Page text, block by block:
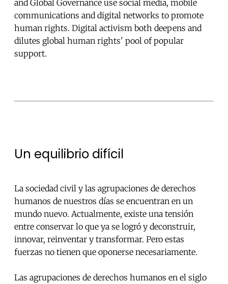
and Global Governance use social media, mobile
communications and digital networks to promote
human rights. Digital activism both deepens and
dilutes global human rights' pool of popular
support.
Un equilibrio difícil
La sociedad civil y las agrupaciones de derechos
humanos de nuestros días se encuentran en un
mundo nuevo. Actualmente, existe una tensión
entre conservar lo que ya se logró y deconstruir,
innovar, reinventar y transformar. Pero estas
fuerzas no tienen que oponerse necesariamente.
Las agrupaciones de derechos humanos en el siglo